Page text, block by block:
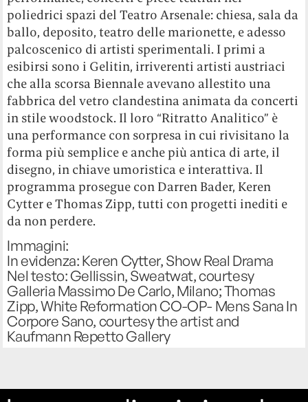
poliedrici spazi del Teatro Arsenale: chiesa, sala da
ballo, deposito, teatro delle marionette, e adesso
palcoscenico di artisti sperimentali. I primi a
esibirsi sono i Gelitin, irriverenti artisti austriaci
che alla scorsa Biennale avevano allestito una
fabbrica del vetro clandestina animata da concerti
in stile woodstock. Il loro “Ritratto Analitico” è
una performance con sorpresa in cui rivisitano la
forma più semplice e anche più antica di arte, il
disegno, in chiave umoristica e interattiva. Il
programma prosegue con Darren Bader, Keren
Cytter e Thomas Zipp, tutti con progetti inediti e
da non perdere.
Immagini:
In evidenza: Keren Cytter, Show Real Drama
Nel testo: Gellissin, Sweatwat, courtesy
Galleria Massimo De Carlo, Milano; Thomas
Zipp, White Reformation CO-OP- Mens Sana In
Corpore Sano, courtesy the artist and
Kaufmann Repetto Gallery